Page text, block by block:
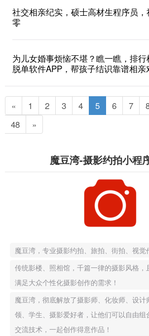
社交相亲纪实，硕士高材生程序员
零
为儿女婚事烦恼不堪？瞧一瞧，排
脱单软件APP，帮孩子结识靠谱相亲
« 1 2 3 4 5 6 7
48
»
魔豆湾-摄影约拍小程
魔豆湾，专业摄影约拍、旅拍、街拍、视觉
传统影楼、照相馆，千篇一律的摄影风格
满足大众个性化摄影创作的需求！
魔豆湾，彻底解放了摄影师、化妆师、设计
领、学生、摄影爱好者，让他们可以自由组
交流技术，一起创作得意作品！